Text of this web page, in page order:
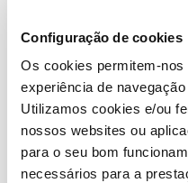
Configuração de cookies
Os cookies permitem-
experiência de
Utilizamos cookies e/ou
nossos websites ou
para o seu bom
necessários para a
Condições do Fórum